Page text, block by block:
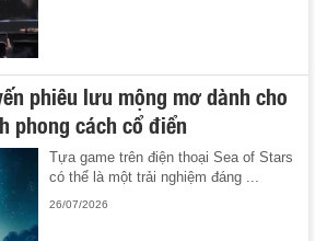
phiêu lưu mộng mơ dành cho
phong cách cổ điển
Tựa game trên điện thoại Sea of Stars
có thể là một trải nghiệm đáng ...
26/07/2026